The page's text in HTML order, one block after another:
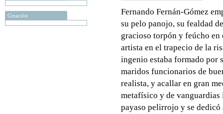
Creación
Fernando Fernán-Gómez
su pelo panojo, su fealdad
gracioso torpón y feúcho en
artista en el trapecio de la
ingenio estaba formado por
maridos funcionarios de
realista, y acallar en gran
metafísico y de
payaso pelirrojo y se dedicó